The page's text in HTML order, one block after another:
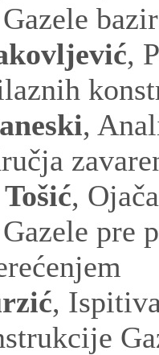
,
,
,
pre
,